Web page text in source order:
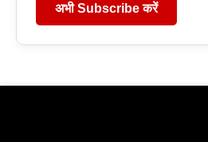
अभी Subscribe करें